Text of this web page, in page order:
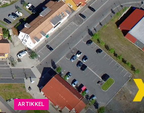
ARTIKKEL